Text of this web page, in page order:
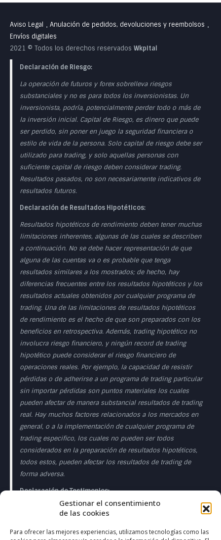
Gestionar el consentimiento
de las cookies
Para ofrecer las mejores experiencias, utilizamos tecnologías como las
Aviso Legal • Anulación de pedidos, devoluciones y reembolsos •
Envíos digitales
2021 © Todos los derechos reservados Wkpital
Declaración de Riesgo:
La operación de futuros y forex sobrelleva riesgos
substanciales y no es para todos los inversionistas. Un
inversionista, podría, potencialmente perder todo o más de
la inversión inicial. Capital de Riesgo, es dinero que puede
ser perdido, sin poner en juego la seguridad financiera o
estilo de vida de la persona. Solo capital de riesgo debe ser
utilizado para trading, y solo aquellas personas con
suficiente capital de riesgo deben considerar trading.
Resultados pasados, no son necesariamente indicativos de
resultados futuros.
Declaración de Resultados Hipotéticos:
Resultados hipotéticos de rendimiento deben tener muchas
limitaciones inherentes, algunas de las cuales se describen
a continuación. No se debe hacer representación de que
alguna de las cuentas va o es probable que tenga
resultados similares a los mostrados; de hecho, hay
diferencias frecuentes entre los resultados hipotéticos y los
resultados actuales obtenidos por cualquier programa de
trading. Una de las limitaciones de resultados hipotéticos
de rendimiento es el hecho de que son preparados con los
beneficios en retrospectiva. Además, trading hipotético no
involucra riesgo financiero, y ningún record de trading
hipotético puede considerar el riesgo financiero de
operaciones reales. Por ejemplo, la capacidad de resistir
pérdidas o de adherirse a un programa de trading particular
sin importar pérdidas son puntos materiales los cuales
pueden afectar de manera substancial resultados de trading
real. Hay muchos factores relacionados a los mercados en
general, o a la implementación de cualquier programa de
trading especifico, los cuales no pueden ser todos
considerados en la preparación de resultados hipotéticos,
todos estos, pueden afectar los resultados de trading de
forma adversa.
Declaración de Testimonios:
Los testimonios que aparecen en esta página web pueden
garantía de rendimiento o éxito en el futuro.